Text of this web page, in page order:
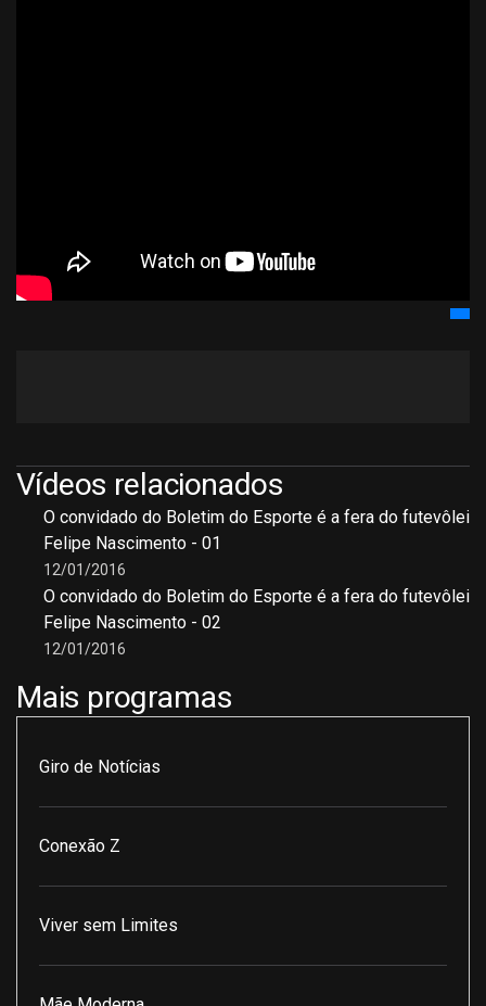
Vídeos relacionados
O convidado do Boletim do Esporte é a fera do futevôlei
Felipe Nascimento - 01
12/01/2016
O convidado do Boletim do Esporte é a fera do futevôlei
Felipe Nascimento - 02
12/01/2016
Mais programas
Giro de Notícias
Conexão Z
Viver sem Limites